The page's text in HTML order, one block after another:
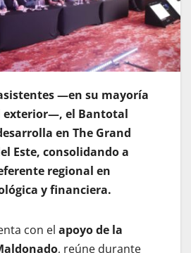
—en su mayoría
exterior—, el Bantotal
en The Grand
Este, consolidando a
regional en
y financiera.
con el apoyo de la
, reúne durante